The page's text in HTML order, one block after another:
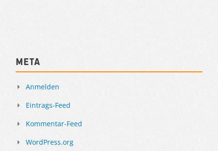
Meta
Anmelden
Eintrags-Feed
Kommentar-Feed
WordPress.org